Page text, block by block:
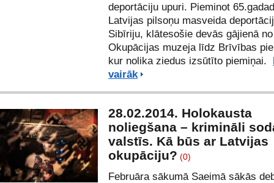
deportāciju upuri. Pieminot
Latvijas pilsoņu masveida
Sibīriju, klātesošie devās gājienā no
Okupācijas muzeja līdz Brīvības
kur nolika ziedus izsūtīto piemiņai.
vairāk
28.02.2014. Holokausta
noliegšana – krimināli
valstīs. Kā būs ar Latvijas
okupāciju? (0)
Februāra sākumā Saeimā sākās